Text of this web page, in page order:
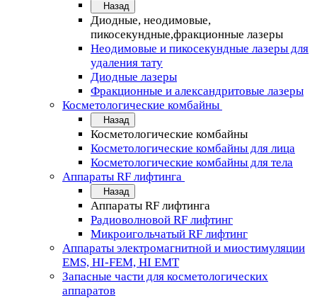
Назад
Диодные, неодимовые,
пикосекундные,фракционные лазеры
Неодимовые и пикосекундные лазеры для
удаления тату
Диодные лазеры
Фракционные и александритовые лазеры
Косметологические комбайны
Назад
Косметологические комбайны
Косметологические комбайны для лица
Косметологические комбайны для тела
Аппараты RF лифтинга
Назад
Аппараты RF лифтинга
Радиоволновой RF лифтинг
Микроигольчатый RF лифтинг
Аппараты электромагнитной и миостимуляции
EMS, HI-FEM, HI EMT
Запасные части для косметологических
аппаратов